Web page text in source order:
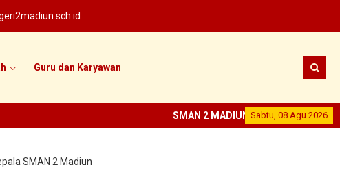
Guru dan Karyawan
Sabtu, 08 Agu 2026
SMAN 2 MADIUN-- SEKOLAH PRESTASI--
SMAN 2 Madiun